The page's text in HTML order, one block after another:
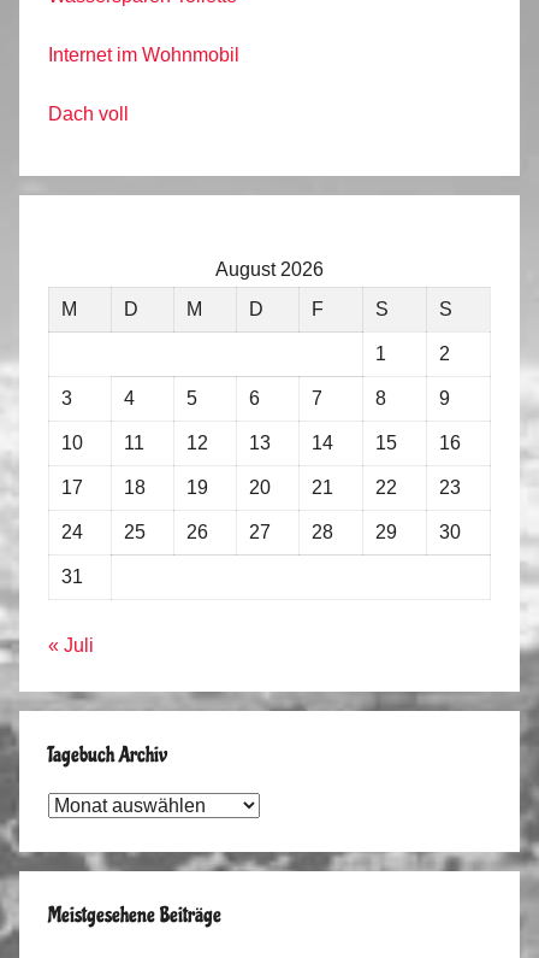
Internet im Wohnmobil
Dach voll
August 2026
M
D M D F S S
1 2
3 4 5 6 7 8 9
10 11 12 13 14 15 16
17 18 19 20 21 22 23
24 25 26 27 28 29 30
31
« Juli
Tagebuch Archiv
Tagebuch
Meistgesehene Beiträge